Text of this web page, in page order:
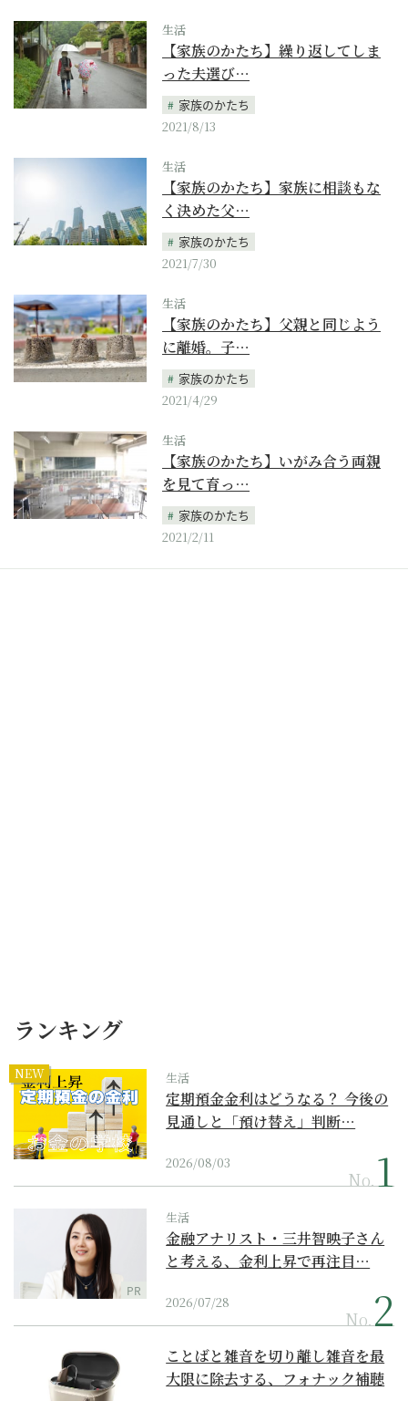
生活
【家族のかたち】繰り返してしま
った夫選び…
家族のかたち
2021/8/13
生活
【家族のかたち】家族に相談もな
く決めた父…
家族のかたち
2021/7/30
生活
【家族のかたち】父親と同じよう
に離婚。子…
家族のかたち
2021/4/29
生活
【家族のかたち】いがみ合う両親
を見て育っ…
家族のかたち
2021/2/11
ランキング
NEW 生活
定期預金金利はどうなる？ 今後の
見通しと「預け替え」判断…
2026/08/03
No.
PR
生活
金融アナリスト・三井智映子さん
と考える、金利上昇で再注目…
2026/07/28
No.
ことばと雑音を切り離し雑音を最
大限に除去する、フォナック補聴